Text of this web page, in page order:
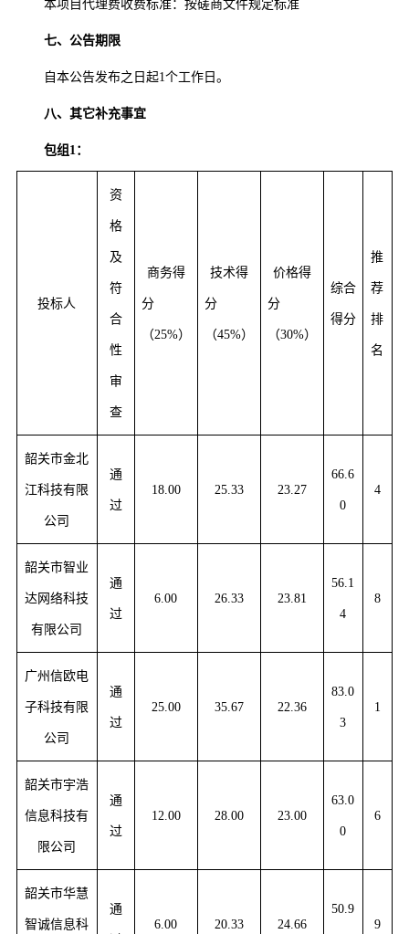
本项目代理费收费标准：按磋商文件规定标准
七、公告期限
自本公告发布之日起1个工作日。
八、其它补充事宜
包组1：
投标人
资
格
及
符
合
性
审
查
商务得
分
（25%）
技术得
分
（45%）
价格得
分
（30%）
综合
得分
推
荐
排
名
韶关市金北
江科技有限
公司
通
过
18.00 25.33 23.27
66.6
0
4
韶关市智业
达网络科技
有限公司
通
过
6.00 26.33 23.81
56.1
4
8
广州信欧电
子科技有限
公司
通
过
25.00 35.67 22.36
83.0
3
1
韶关市宇浩
信息科技有
限公司
通
过
12.00 28.00 23.00
63.0
0
6
韶关市华慧
智诚信息科
通
6.00 20.33 24.66
50.9
9